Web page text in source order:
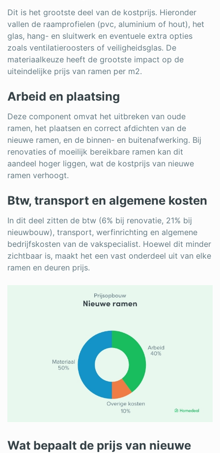
Dit is het grootste deel van de kostprijs. Hieronder
vallen de raamprofielen (pvc, aluminium of hout), het
glas, hang- en sluitwerk en eventuele extra opties
zoals ventilatieroosters of veiligheidsglas. De
materiaalkeuze heeft de grootste impact op de
uiteindelijke prijs van ramen per m2.
Arbeid en plaatsing
Deze component omvat het uitbreken van oude
ramen, het plaatsen en correct afdichten van de
nieuwe ramen, en de binnen- en buitenafwerking. Bij
renovaties of moeilijk bereikbare ramen kan dit
aandeel hoger liggen, wat de kostprijs van nieuwe
ramen verhoogt.
Btw, transport en algemene kosten
In dit deel zitten de btw (6% bij renovatie, 21% bij
nieuwbouw), transport, werfinrichting en algemene
bedrijfskosten van de vakspecialist. Hoewel dit minder
zichtbaar is, maakt het een vast onderdeel uit van elke
ramen en deuren prijs.
Wat bepaalt de prijs van nieuwe